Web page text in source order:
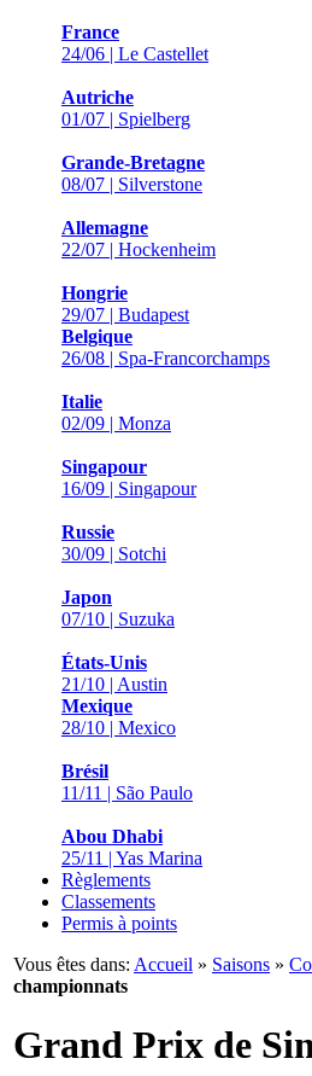
France
24/06 | Le Castellet
Autriche
01/07 | Spielberg
Grande-Bretagne
08/07 | Silverstone
Allemagne
22/07 | Hockenheim
Hongrie
29/07 | Budapest
Belgique
26/08 | Spa-Francorchamps
Italie
02/09 | Monza
Singapour
16/09 | Singapour
Russie
30/09 | Sotchi
Japon
07/10 | Suzuka
États-Unis
21/10 | Austin
Mexique
28/10 | Mexico
Brésil
11/11 | São Paulo
Abou Dhabi
25/11 | Yas Marina
Règlements
Classements
Permis à points
Vous êtes dans: Accueil » Saisons »
championnats
Grand Prix de